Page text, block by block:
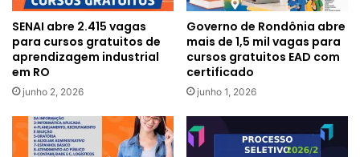
SENAI abre 2.415 vagas
para cursos gratuitos de
aprendizagem industrial
em RO
junho 2, 2026
Governo de Rondônia abre
mais de 1,5 mil vagas para
cursos gratuitos EAD com
certificado
junho 1, 2026